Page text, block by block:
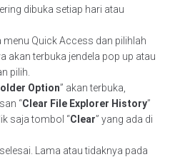
dibuka setiap hari atau
menu Quick Access dan pilihlah
akan terbuka jendela pop up atau
pilih.
Option” akan terbuka,
“Clear File Explorer History”
saja tombol “Clear” yang ada di
Lama atau tidaknya pada